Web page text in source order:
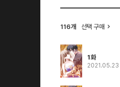
116개 선택 구매
1화
2021.05.23